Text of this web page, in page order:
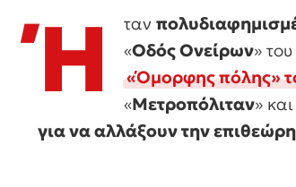
Ή ταν
«Οδός Ονείρων» του
«Όμορφης πόλης»
«Μετροπόλιταν»
για να αλλάξουν την